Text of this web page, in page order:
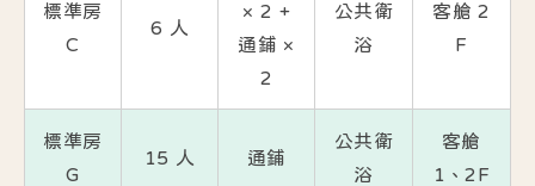
標準房
C
6 人
× 2 +
通鋪 ×
2
公共衛
浴
客艙 2
F
標準房
G
15 人 通鋪
公共衛
浴
客艙
1、2F